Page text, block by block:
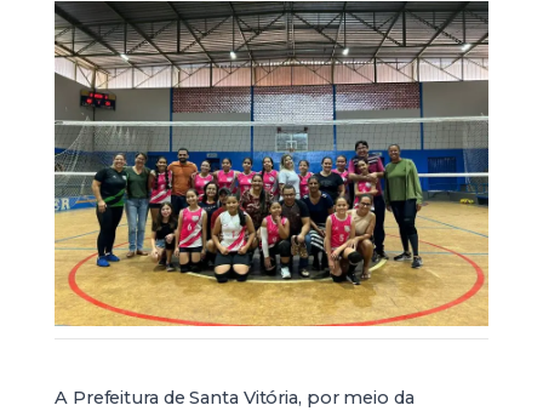
A Prefeitura de Santa Vitória, por meio da